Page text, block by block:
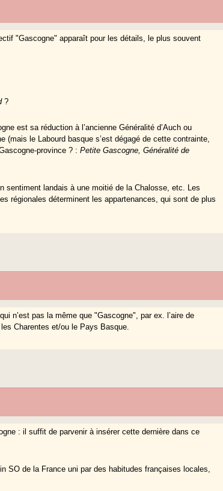
"Gascogne" apparaît pour les détails, le plus souvent
?
est sa réduction à l’ancienne Généralité d’Auch ou
le Labourd basque s’est dégagé de cette contrainte,
province ? :Petite Gascogne, Généralité de
sentiment landais à une moitié de la Chalosse, etc. Les
régionales déterminent les appartenances, qui sont de plus
n’est pas la même que "Gascogne", par ex. l’aire de
Charentes et/ou le Pays Basque.
: il suffit de parvenir à insérer cette dernière dans ce
SO de la France uni par des habitudes françaises locales,